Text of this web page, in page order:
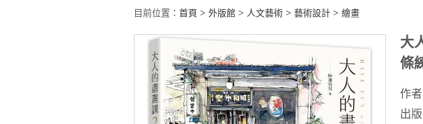
目前位置： 首頁 > 外版館 > 人文藝術 > 藝術設計 > 繪畫
大
條
作者
出版